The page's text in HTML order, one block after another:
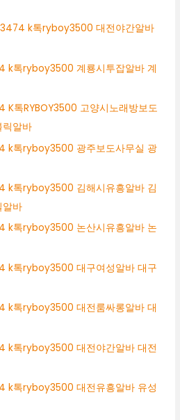
k톡ryboy3500 대전야간알바
k톡ryboy3500 계룡시투잡알바 계
K톡RYBOY3500 고양시노래방보도
릭알바
k톡ryboy3500 광주보도사무실 광
k톡ryboy3500 김해시유흥알바 김
알바
k톡ryboy3500 논산시유흥알바 논
k톡ryboy3500 대구여성알바 대구
k톡ryboy3500 대전룸싸롱알바 대
k톡ryboy3500 대전야간알바 대전
k톡ryboy3500 대전유흥알바 유성